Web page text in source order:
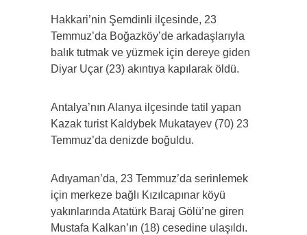
Hakkari’nin Şemdinli ilçesinde, 23
Temmuz’da Boğazköy’de arkadaşlarıyla
balık tutmak ve yüzmek için dereye giden
Diyar Uçar (23) akıntıya kapılarak öldü.
Antalya’nın Alanya ilçesinde tatil yapan
Kazak turist Kaldybek Mukatayev (70) 23
Temmuz’da denizde boğuldu.
Adıyaman’da, 23 Temmuz’da serinlemek
için merkeze bağlı Kızılcapınar köyü
yakınlarında Atatürk Baraj Gölü’ne giren
Mustafa Kalkan’ın (18) cesedine ulaşıldı.